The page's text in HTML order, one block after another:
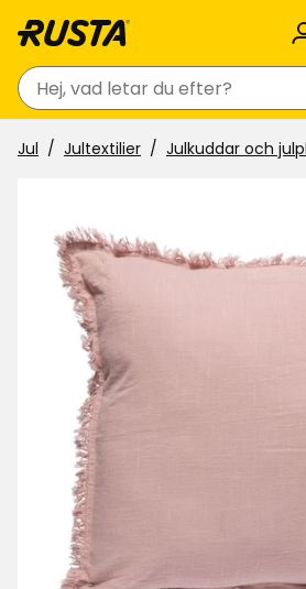
Sök
Jul Jultextilier Julkuddar och